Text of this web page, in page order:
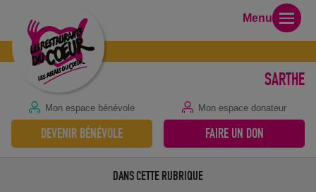
SARTHE
Mon espace bénévole Mon espace donateur
DEVENIR BÉNÉVOLE FAIRE UN DON
Menu
DANS CETTE RUBRIQUE